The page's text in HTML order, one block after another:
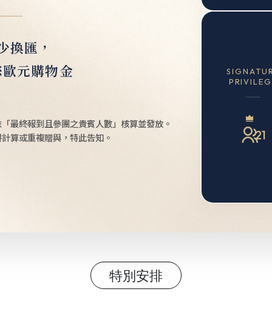
換匯，
元購物金
最終報到且參團之貴賓人數」核算並發放。
算或重複贈與，特此告知。
21
特別安排